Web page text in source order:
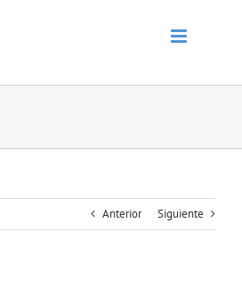
Anterior Siguiente